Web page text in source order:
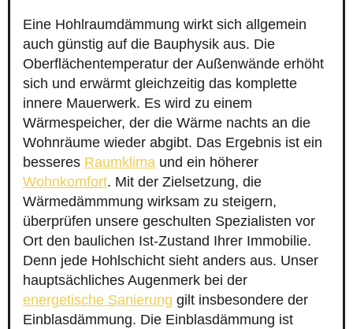
Eine Hohlraumdämmung wirkt sich allgemein
auch günstig auf die Bauphysik aus. Die
Oberflächentemperatur der Außenwände erhöht
sich und erwärmt gleichzeitig das komplette
innere Mauerwerk. Es wird zu einem
Wärmespeicher, der die Wärme nachts an die
Wohnräume wieder abgibt. Das Ergebnis ist ein
besseres Raumklima und ein höherer
Wohnkomfort. Mit der Zielsetzung, die
Wärmedämmmung wirksam zu steigern,
überprüfen unsere geschulten Spezialisten vor
Ort den baulichen Ist-Zustand Ihrer Immobilie.
Denn jede Hohlschicht sieht anders aus. Unser
hauptsächliches Augenmerk bei der
energetische Sanierung gilt insbesondere der
Einblasdämmung. Die Einblasdämmung ist